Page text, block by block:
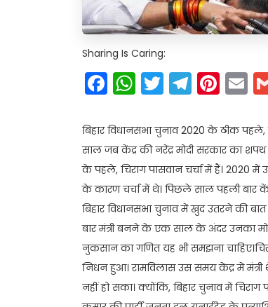
Sharing Is Caring:
Facebook
WhatsApp
Twitter
बिहार विधानसभा चुनाव 2020 के ठीक
साल जब केंद्र की नरेंद्र मोदी सरकार का शपथ
के पहले, चिराग पासवान चर्चा में हैं। 2020 में
के कारण चर्चा में थे। पिछले साल पहली बार
बिहार विधानसभा चुनाव में खुद उतरने की
बार मंत्री बनने के एक साल के अंदर उनका
नुकसान का गणित यह भी समझना
निधन हुआ। रामविलास उस समय केंद्र में
नहीं हो सका। क्योंकि, बिहार चुनाव में